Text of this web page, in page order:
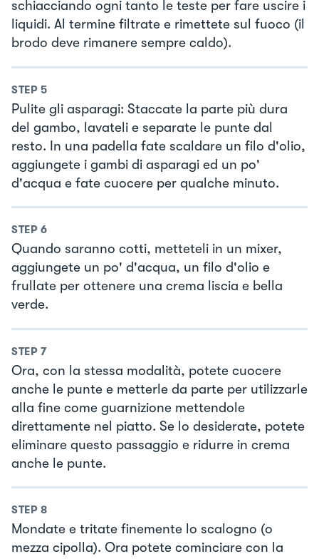
schiacciando ogni tanto le teste per fare uscire i
liquidi. Al termine filtrate e rimettete sul fuoco (il
brodo deve rimanere sempre caldo).
STEP 5
Pulite gli asparagi: Staccate la parte più dura
del gambo, lavateli e separate le punte dal
resto. In una padella fate scaldare un filo d'olio,
aggiungete i gambi di asparagi ed un po'
d'acqua e fate cuocere per qualche minuto.
STEP 6
Quando saranno cotti, metteteli in un mixer,
aggiungete un po' d'acqua, un filo d'olio e
frullate per ottenere una crema liscia e bella
verde.
STEP 7
Ora, con la stessa modalità, potete cuocere
anche le punte e metterle da parte per utilizzarle
alla fine come guarnizione mettendole
direttamente nel piatto. Se lo desiderate, potete
eliminare questo passaggio e ridurre in crema
anche le punte.
STEP 8
Mondate e tritate finemente lo scalogno (o
mezza cipolla). Ora potete cominciare con la